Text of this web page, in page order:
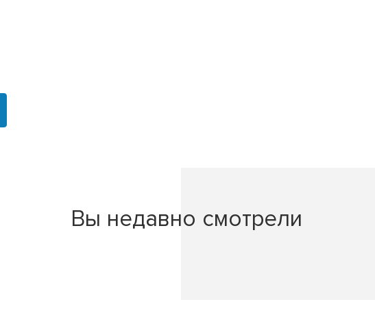
Вы недавно смотрели